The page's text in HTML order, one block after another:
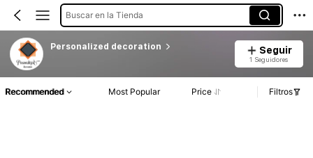
Buscar en la Tienda
Personalized decoration Seguir
1 Seguidores
Recommended Most Popular Price Filtros